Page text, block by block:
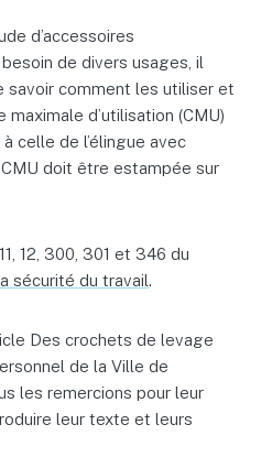
d’accessoires
de divers usages, il
savoir comment les utiliser et
maximale d’utilisation (CMU)
celle de l’élingue avec
doit être estampée sur
12, 300, 301 et 346 du
sécurité du travail.
Des crochets de levage
de la Ville de
les remercions pour leur
leur texte et leurs